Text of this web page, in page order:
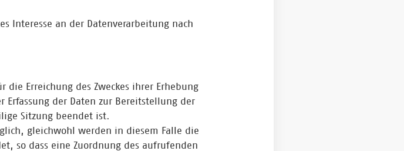
Interesse an der Datenverarbeitung nach
die Erreichung des Zweckes ihrer Erhebung
der Daten zur Bereitstellung der
Sitzung beendet ist.
gleichwohl werden in diesem Falle die
so dass eine Zuordnung des aufrufenden